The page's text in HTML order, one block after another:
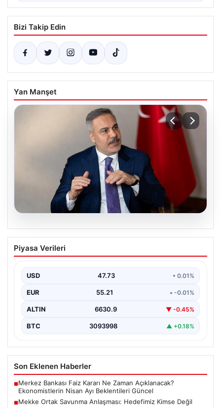
Bizi Takip Edin
Yan Manşet
08.08.2026
Mekke Ortak Savunma Anlaşması:
Hedefimiz Kimse Değil
Anlaşması hakkında yaptığı açıklamada, bu
düzenlemenin herhangi…
Piyasa Verileri
USD 47.73 • 0.01%
EUR 55.21 • -0.01%
ALTIN 6630.9 ▼ -0.45%
BTC 3093998 ▲ +0.18%
Son Eklenen Haberler
■Merkez Bankası Faiz Kararı Ne Zaman Açıklanacak?
Ekonomistlerin Nisan Ayı Beklentileri Güncel
■Mekke Ortak Savunma Anlaşması: Hedefimiz Kimse Değil